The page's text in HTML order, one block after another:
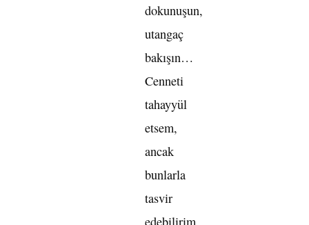
dokunuşun,
utangaç
bakışın…
Cenneti
tahayyül
etsem,
ancak
bunlarla
tasvir
edebilirim